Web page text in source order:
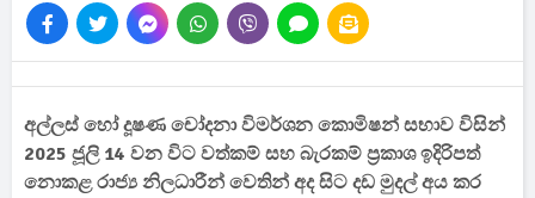
අල්ලස් හෝ දූෂණ චෝදනා විමර්ශන කොමිෂන් සභාව විසින්
2025 ජූලි 14 වන විට වත්කම් සහ බැරකම් ප්‍රකාශ ඉදිරිපත්
නොකළ රාජ්‍ය නිලධාරීන් වෙතින් අද සිට දඩ මුදල් අය කර